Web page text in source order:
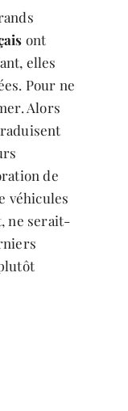
ont
elles
Pour ne
Alors
de
véhicules
ne serait-